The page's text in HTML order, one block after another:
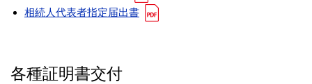
相続人代表者指定届出書
各種証明書交付